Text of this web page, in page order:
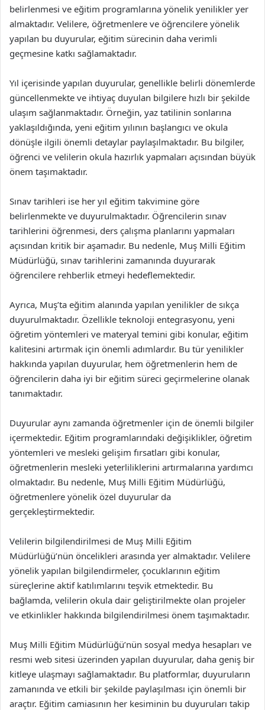
belirlenmesi ve eğitim programlarına yönelik yenilikler yer
almaktadır. Velilere, öğretmenlere ve öğrencilere yönelik
yapılan bu duyurular, eğitim sürecinin daha verimli
geçmesine katkı sağlamaktadır.
Yıl içerisinde yapılan duyurular, genellikle belirli dönemlerde
güncellenmekte ve ihtiyaç duyulan bilgilere hızlı bir şekilde
ulaşım sağlanmaktadır. Örneğin, yaz tatilinin sonlarına
yaklaşıldığında, yeni eğitim yılının başlangıcı ve okula
dönüşle ilgili önemli detaylar paylaşılmaktadır. Bu bilgiler,
öğrenci ve velilerin okula hazırlık yapmaları açısından büyük
önem taşımaktadır.
Sınav tarihleri ise her yıl eğitim takvimine göre
belirlenmekte ve duyurulmaktadır. Öğrencilerin sınav
tarihlerini öğrenmesi, ders çalışma planlarını yapmaları
açısından kritik bir aşamadır. Bu nedenle, Muş Milli Eğitim
Müdürlüğü, sınav tarihlerini zamanında duyurarak
öğrencilere rehberlik etmeyi hedeflemektedir.
Ayrıca, Muş’ta eğitim alanında yapılan yenilikler de sıkça
duyurulmaktadır. Özellikle teknoloji entegrasyonu, yeni
öğretim yöntemleri ve materyal temini gibi konular, eğitim
kalitesini artırmak için önemli adımlardır. Bu tür yenilikler
hakkında yapılan duyurular, hem öğretmenlerin hem de
öğrencilerin daha iyi bir eğitim süreci geçirmelerine olanak
tanımaktadır.
Duyurular aynı zamanda öğretmenler için de önemli bilgiler
içermektedir. Eğitim programlarındaki değişiklikler, öğretim
yöntemleri ve mesleki gelişim fırsatları gibi konular,
öğretmenlerin mesleki yeterliliklerini artırmalarına yardımcı
olmaktadır. Bu nedenle, Muş Milli Eğitim Müdürlüğü,
öğretmenlere yönelik özel duyurular da
gerçekleştirmektedir.
Velilerin bilgilendirilmesi de Muş Milli Eğitim
Müdürlüğü’nün öncelikleri arasında yer almaktadır. Velilere
yönelik yapılan bilgilendirmeler, çocuklarının eğitim
süreçlerine aktif katılımlarını teşvik etmektedir. Bu
bağlamda, velilerin okula dair geliştirilmekte olan projeler
ve etkinlikler hakkında bilgilendirilmesi önem taşımaktadır.
Muş Milli Eğitim Müdürlüğü’nün sosyal medya hesapları ve
resmi web sitesi üzerinden yapılan duyurular, daha geniş bir
kitleye ulaşmayı sağlamaktadır. Bu platformlar, duyuruların
zamanında ve etkili bir şekilde paylaşılması için önemli bir
araçtır. Eğitim camiasının her kesiminin bu duyuruları takip